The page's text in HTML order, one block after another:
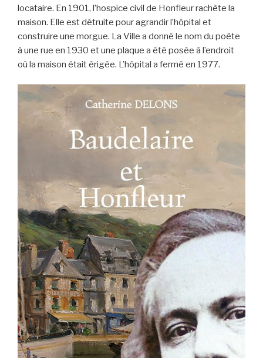
locataire. En 1901, l’hospice civil de Honfleur rachète la
maison. Elle est détruite pour agrandir l’hôpital et
construire une morgue. La Ville a donné le nom du poète
à une rue en 1930 et une plaque a été posée à l’endroit
où la maison était érigée. L’hôpital a fermé en 1977.